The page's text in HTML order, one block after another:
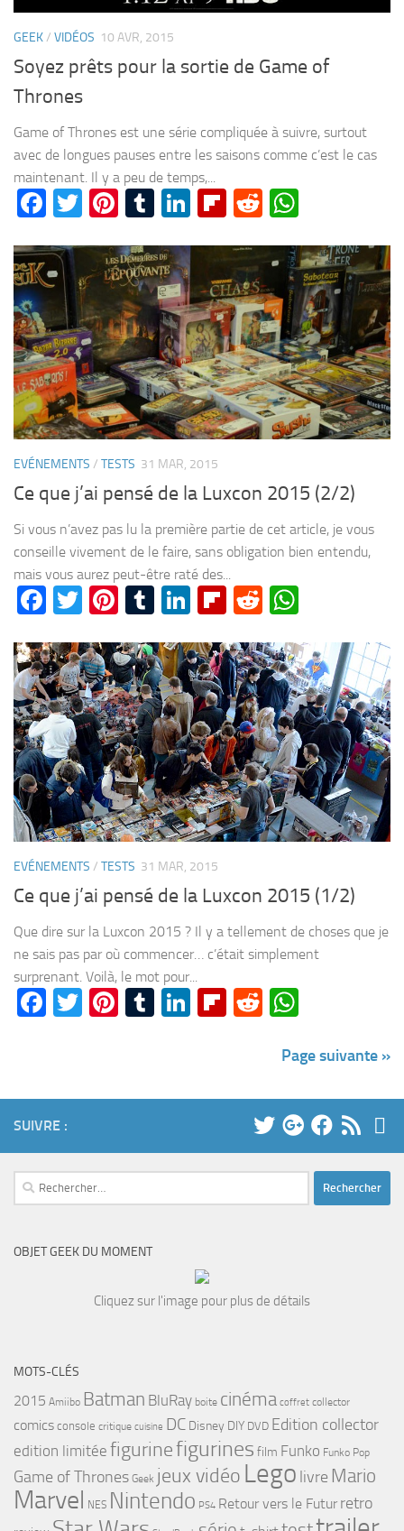
GEEK/ VIDÉOS 10 AVR, 2015
Soyez prêts pour la sortie de Game of
Thrones
Game of Thrones est une série compliquée à suivre, surtout
avec de longues pauses entre les saisons comme c’est le cas
maintenant. Il y a peu de temps,...
Facebook
Twitter
Pinterest
Tumblr
LinkedIn
Flipboard
Reddit
EVÉNEMENTS / TESTS 31 MAR, 2015
Ce que j’ai pensé de la Luxcon 2015 (2/2)
Si vous n’avez pas lu la première partie de cet article, je vous
conseille vivement de le faire, sans obligation bien entendu,
mais vous aurez peut-être raté des...
Facebook
Twitter
Pinterest
Tumblr
LinkedIn
Flipboard
Reddit
EVÉNEMENTS / TESTS 31 MAR, 2015
Ce que j’ai pensé de la Luxcon 2015 (1/2)
Que dire sur la Luxcon 2015 ? Il y a tellement de choses que je
ne sais pas par où commencer… c’était simplement
surprenant. Voilà, le mot pour...
Facebook
Twitter
Pinterest
Tumblr
LinkedIn
Flipboard
Reddit
Page suivante »
SUIVRE :
Rechercher :
OBJET GEEK DU MOMENT
Cliquez sur l'image pour plus de détails
MOTS-CLÉS
2015 Amiibo Batman BluRay boite cinéma coffret collector
comics console critique cuisine DC Disney DIY DVD Edition collector
edition limitée figurinefigurines film Funko Funko Pop
Game of Thrones Geek jeux vidéo Lego livre Mario
Marvel NES Nintendo PS4 Retour vers le Futur retro